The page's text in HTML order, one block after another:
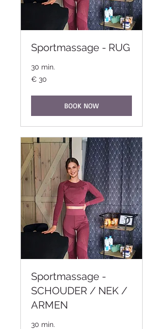
Sportmassage - RUG
30 min.
30
euro
€ 30
BOOK NOW
Sportmassage -
SCHOUDER / NEK /
ARMEN
30 min.